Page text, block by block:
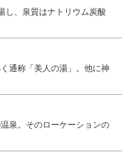
し、泉質はナトリウム炭酸
通称「美人の湯」。他に神
泉。そのローケーションの